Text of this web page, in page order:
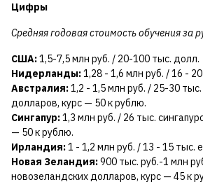
Цифры
Средняя годовая стоимость обучения за
США:1,5-7,5 млн руб. / 20-100 тыс. долл.
Нидерланды:1,28 - 1,6 млн руб. / 16 -
Австралия:1,2 - 1,5 млн руб. / 25-30
долларов, курс — 50 к рублю.
Сингапур:1,3 млн руб. / 26 тыс.
— 50 к рублю.
Ирландия:1 - 1,2 млн руб. / 13 - 15 тыс.
Новая Зеландия:900 тыс. руб.-1 млн
новозеландских долларов, курс — 45 к